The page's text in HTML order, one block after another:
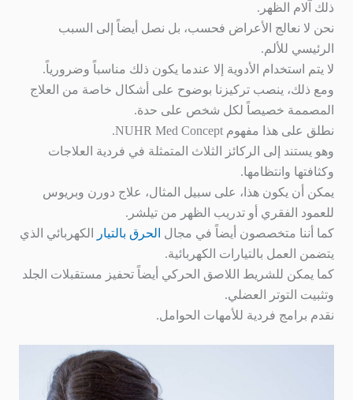
ذلك آلام الظهر.
نحن لا نعالج الأعراض فحسب، بل نصل أيضاً إلى السبب
الرئيسي للألم.
لا يتم استخدام الأدوية إلا عندما يكون ذلك مناسباً وضرورياً.
ومع ذلك، ينصب تركيزنا بوضوح على أشكال خاصة من العلاج
المصممة خصيصاً لكل شخص على حدة.
نطلق على هذا مفهوم
NUHR Med Concept.
وهو يستند إلى الركائز الثلاث المتمثلة في فردية العلاجات
وكثافتها وانتظامها.
يمكن أن يكون هذا، على سبيل المثال، علاج دورن وبريوس
للعمود الفقري أو تدريب الظهر من تيلشر.
كما أننا متخصصون أيضاً في مجال الحرق بالتيار
الكهربائي الذي
يتضمن العمل بالتيارات الكهربائية.
كما يمكن للشريط اللاصق الحركي أيضاً تحفيز مستقبلات الجلد
وتثبيت التوتر العضلي.
نقدم برامج فردية للأمهات الحوامل.